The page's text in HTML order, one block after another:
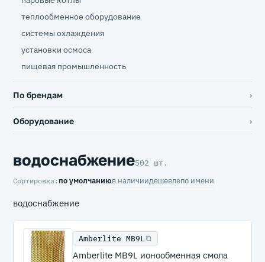
теплообменное оборудование
системы охлаждения
установки осмоса
пищевая промышленность
По брендам
Оборудование
водоснабжение502 шт.
Сортировка: по умолчаниюв наличиидешевлепо имени
водоснабжение
Amberlite MB9L
Amberlite MB9L ионообменная смола